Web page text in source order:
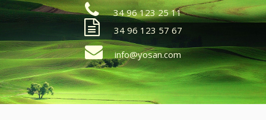
34 96 123 25 11
34 96 123 57 67
info@yosan.com